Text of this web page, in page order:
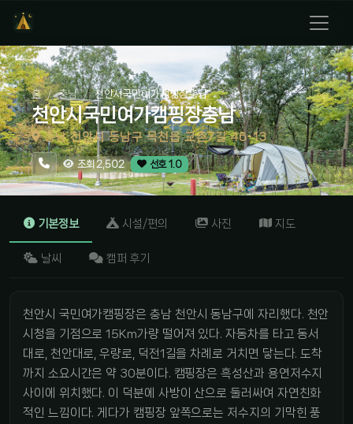
홈 충남 천안시국민여가캠핑장충남
천안시국민여가캠핑장충남
충남 천안시 동남구 목천읍 교촌7길 46-13
조회 2,502 선호 1.0
기본정보 시설/편의 사진 지도
날씨 캠퍼 후기
천안시 국민여가캠핑장은 충남 천안시 동남구에 자리했다. 천안
시청을 기점으로 15Km가량 떨어져 있다. 자동차를 타고 동서
대로, 천안대로, 우량로, 덕전1길을 차례로 거치면 닿는다. 도착
까지 소요시간은 약 30분이다. 캠핑장은 흑성산과 용연저수지
사이에 위치했다. 이 덕분에 사방이 산으로 둘러싸여 자연친화
적인 느낌이다. 게다가 캠핑장 앞쪽으로는 저수지의 기막힌 풍